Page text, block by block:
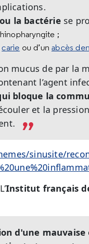
la bactérie se
;
carie ou d’un abcès
mucus de par la
l’agent
bloque la
et la
sinusite/
Institut français
d'une